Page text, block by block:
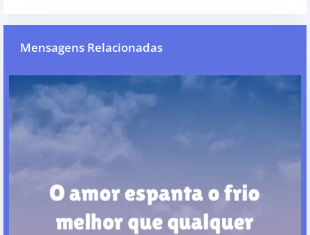
Mensagens Relacionadas